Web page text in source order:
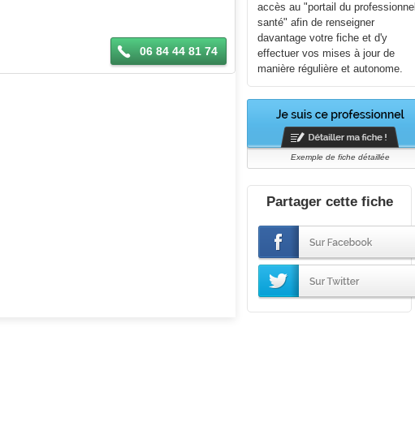
06 84 44 81 74
accès au "portail du professionnel
santé" afin de renseigner
davantage votre fiche et d'y
effectuer vos mises à jour de
manière régulière et autonome.
Exemple de fiche détaillée
Partager cette fiche